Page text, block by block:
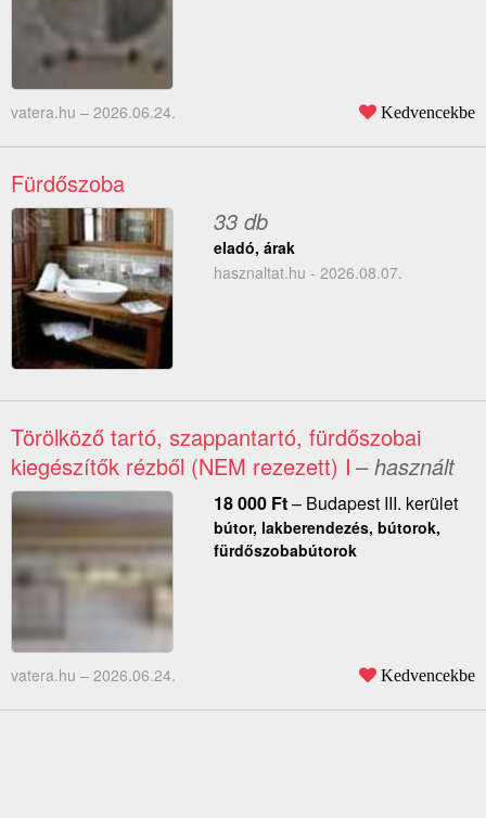
vatera.hu – 2026.06.24. Kedvencekbe
Fürdőszoba
33 db
eladó, árak
hasznaltat.hu - 2026.08.07.
Törölköző tartó, szappantartó, fürdőszobai
kiegészítők rézből (NEM rezezett) I – használt
18 000 Ft– Budapest III. kerület
bútor, lakberendezés, bútorok,
fürdőszobabútorok
vatera.hu – 2026.06.24. Kedvencekbe